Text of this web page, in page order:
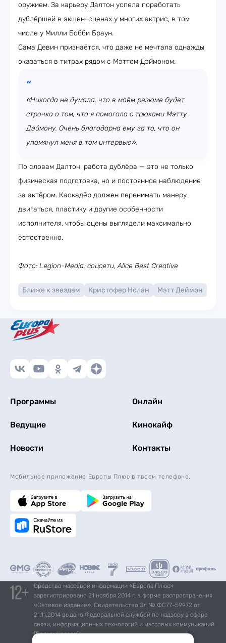
оружием. За карьеру Далтон успела поработать
дублёршей в экшен-сценах у многих актрис, в том
числе у Милли Бобби Браун.
Сама Девин признаётся, что даже не мечтала однажды
оказаться в титрах рядом с Мэттом Дэймоном:
«Никогда не думала, что в моём резюме будет
строчка о том, что я помогала с трюками Мэтту
Дэймону. Очень благодарна ему за то, что он
упомянул меня в том интервью».
По словам Далтон, работа дублёра — это не только
физическая подготовка, но и постоянное наблюдение
за актёром. Каскадёр должен перенимать манеру
двигаться, пластику и другие особенности
исполнителя, чтобы сцены выглядели максимально
естественно.
Фото: Legion-Media, соцсети, Alice Best Creative
Ближе к звездам Кристофер Нолан Мэтт Деймон
Программы Онлайн
Ведущие Кинокайф
Новости Контакты
Мобильное приложение Европы Плюс в твоем телефоне.
Средство массовой информации «Европа Плюс»
зарегистрировано 21 ноября 2014 г. в форме распространения
«Сетевое издание». Свидетельство Эл № ФС77-59972 от
21.11.2014 выдано Федеральной службой по надзору в сфере
связи, информационных технологий и массовых коммуникаций
(Роскомнадзор).